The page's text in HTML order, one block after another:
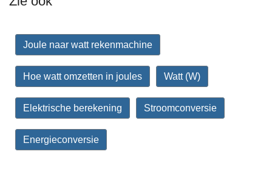
Joule naar watt rekenmachine
Hoe watt omzetten in joules Watt (W)
Elektrische berekening Stroomconversie
Energieconversie